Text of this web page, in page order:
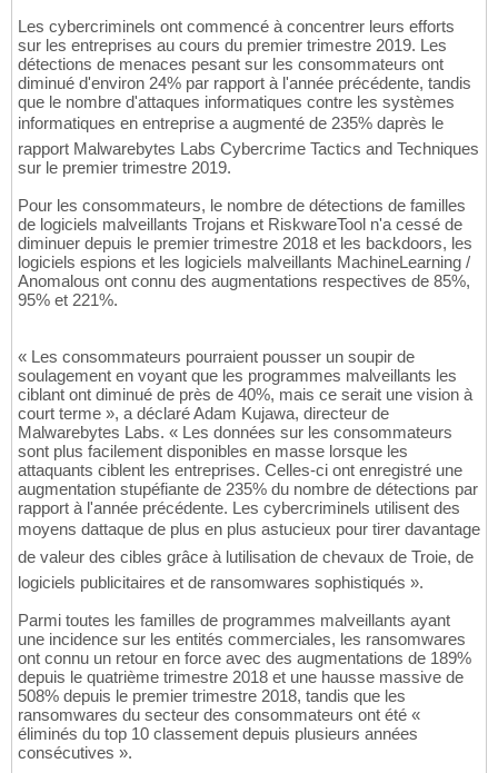
Les cybercriminels ont commencé à concentrer leurs efforts
sur les entreprises au cours du premier trimestre 2019. Les
détections de menaces pesant sur les consommateurs ont
diminué d'environ 24% par rapport à l'année précédente, tandis
que le nombre d'attaques informatiques contre les systèmes
informatiques en entreprise a augmenté de 235% daprès le
rapport Malwarebytes Labs Cybercrime Tactics and Techniques
sur le premier trimestre 2019.
Pour les consommateurs, le nombre de détections de familles
de logiciels malveillants Trojans et RiskwareTool n'a cessé de
diminuer depuis le premier trimestre 2018 et les backdoors, les
logiciels espions et les logiciels malveillants MachineLearning /
Anomalous ont connu des augmentations respectives de 85%,
95% et 221%.
« Les consommateurs pourraient pousser un soupir de
soulagement en voyant que les programmes malveillants les
ciblant ont diminué de près de 40%, mais ce serait une vision à
court terme », a déclaré Adam Kujawa, directeur de
Malwarebytes Labs. « Les données sur les consommateurs
sont plus facilement disponibles en masse lorsque les
attaquants ciblent les entreprises. Celles-ci ont enregistré une
augmentation stupéfiante de 235% du nombre de détections par
rapport à l'année précédente. Les cybercriminels utilisent des
moyens dattaque de plus en plus astucieux pour tirer davantage
de valeur des cibles grâce à lutilisation de chevaux de Troie, de
logiciels publicitaires et de ransomwares sophistiqués ».
Parmi toutes les familles de programmes malveillants ayant
une incidence sur les entités commerciales, les ransomwares
ont connu un retour en force avec des augmentations de 189%
depuis le quatrième trimestre 2018 et une hausse massive de
508% depuis le premier trimestre 2018, tandis que les
ransomwares du secteur des consommateurs ont été «
éliminés du top 10 classement depuis plusieurs années
consécutives ».